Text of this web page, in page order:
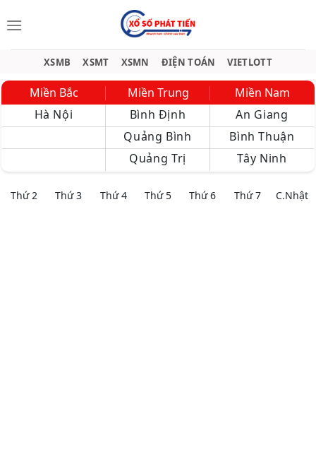
qua
XSMB XSMT XSMN ĐIỆN TOÁN VIETLOTT
Miền Bắc Miền Trung
Miền Nam
Hà Nội
Bình Định
Quảng Bình
Quảng Trị
An Giang
Bình Thuận
Tây Ninh
Thứ 2 Thứ 3 Thứ 4 Thứ 5 Thứ 6 Thứ 7 C.Nhật